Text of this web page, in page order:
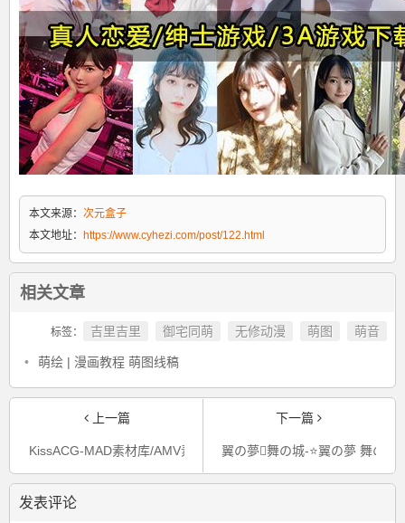
本文来源： 次元盒子
本文地址： https://www.cyhezi.com/post/122.html
相关文章
标签： 吉里吉里 御宅同萌 无修动漫 萌图 萌音
• 萌绘 | 漫画教程 萌图线稿
上一篇
KissACG-MAD素材库/AMV素材库-无字幕动漫/NCOP/NCED-动漫
下一篇
翼の夢舞の城-⭐翼の夢 舞の
发表评论